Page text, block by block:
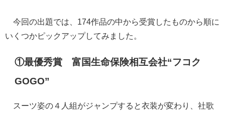
今回の出題では、174作品の中から受賞したものから順に
いくつかピックアップしてみました。
①最優秀賞 富国生命保険相互会社“フコク
GOGO”
スーツ姿の４人組がジャンプすると衣装が変わり、社歌